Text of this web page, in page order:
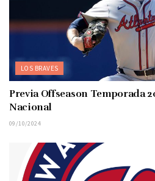
LOS BRAVES
Previa Offseason Temporada
Nacional
09/10/2024